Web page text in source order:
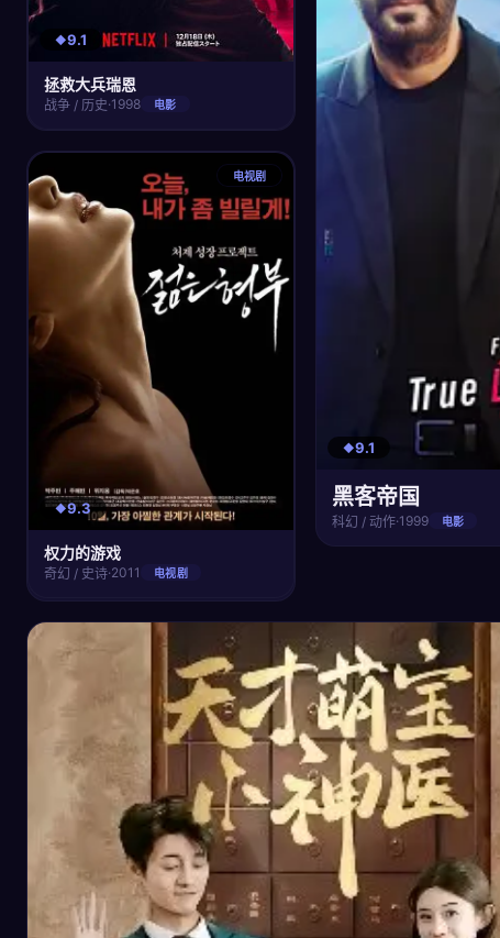
9.1
拯救大兵瑞恩
战争 / 历史·1998 电影
9.1
黑客帝国
科幻 / 动作·1999 电影
电视剧
9.3
权力的游戏
奇幻 / 史诗·2011 电视剧